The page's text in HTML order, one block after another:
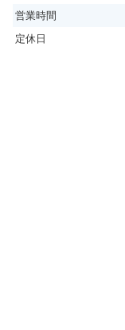
営業時間
定休日